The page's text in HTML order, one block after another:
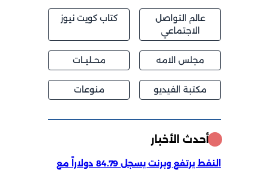
عالم التواصل
الاجتماعي
كتاب كويت نيوز
مجلس الامه محــليــات
مكتبة الفيديو منوعات
أحدث الأخبار
النفط يرتفع وبرنت يسجل 84.79 دولاراً مع